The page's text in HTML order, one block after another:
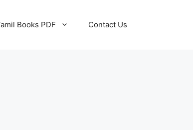
Books PDF Contact Us